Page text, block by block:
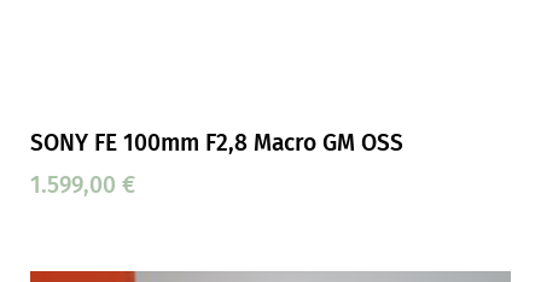
SONY FE 100mm F2,8 Macro GM OSS
1.599,00 €